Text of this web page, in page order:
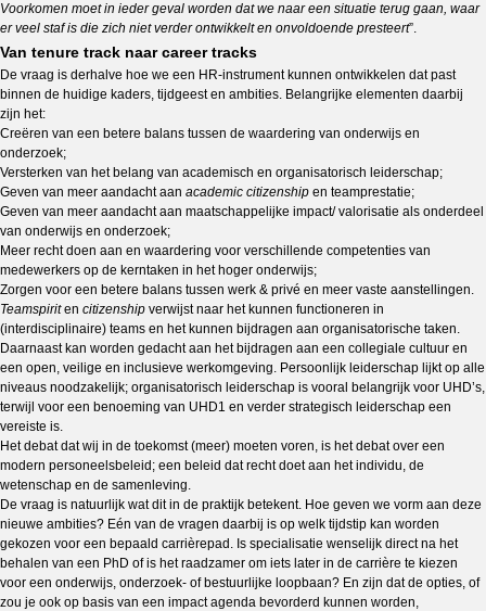
Voorkomen moet in ieder geval worden dat we naar een situatie terug gaan, waar
er veel staf is die zich niet verder ontwikkelt en onvoldoende presteert”.
Van tenure track naar career tracks
De vraag is derhalve hoe we een HR-instrument kunnen ontwikkelen dat past
binnen de huidige kaders, tijdgeest en ambities. Belangrijke elementen daarbij
zijn het:
Creëren van een betere balans tussen de waardering van onderwijs en
onderzoek;
Versterken van het belang van academisch en organisatorisch leiderschap;
Geven van meer aandacht aan academic citizenship en teamprestatie;
Geven van meer aandacht aan maatschappelijke impact/ valorisatie als onderdeel
van onderwijs en onderzoek;
Meer recht doen aan en waardering voor verschillende competenties van
medewerkers op de kerntaken in het hoger onderwijs;
Zorgen voor een betere balans tussen werk & privé en meer vaste aanstellingen.
Teamspiriten citizenship verwijst naar het kunnen functioneren in
(interdisciplinaire) teams en het kunnen bijdragen aan organisatorische taken.
Daarnaast kan worden gedacht aan het bijdragen aan een collegiale cultuur en
een open, veilige en inclusieve werkomgeving. Persoonlijk leiderschap lijkt op alle
niveaus noodzakelijk; organisatorisch leiderschap is vooral belangrijk voor UHD’s,
terwijl voor een benoeming van UHD1 en verder strategisch leiderschap een
vereiste is.
Het debat dat wij in de toekomst (meer) moeten voren, is het debat over een
modern personeelsbeleid; een beleid dat recht doet aan het individu, de
wetenschap en de samenleving.
De vraag is natuurlijk wat dit in de praktijk betekent. Hoe geven we vorm aan deze
nieuwe ambities? Eén van de vragen daarbij is op welk tijdstip kan worden
gekozen voor een bepaald carrièrepad. Is specialisatie wenselijk direct na het
behalen van een PhD of is het raadzamer om iets later in de carrière te kiezen
voor een onderwijs, onderzoek- of bestuurlijke loopbaan? En zijn dat de opties, of
zou je ook op basis van een impact agenda bevorderd kunnen worden,